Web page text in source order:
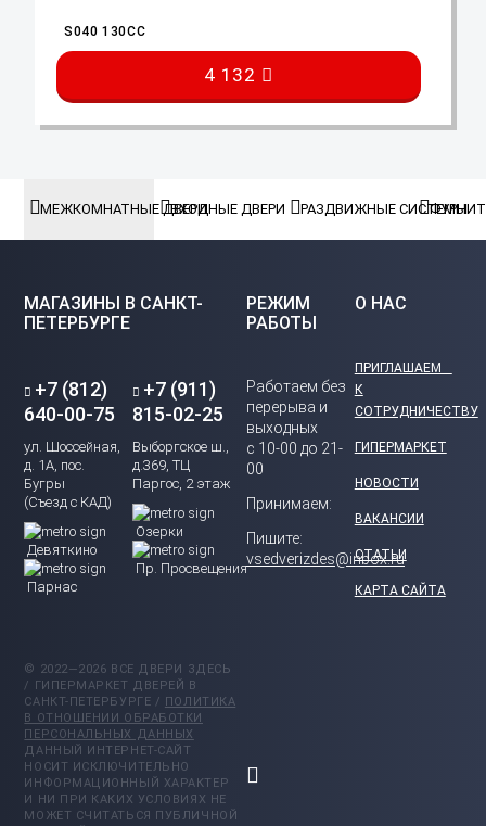
S040 130CC
4 132
МЕЖКОМНАТНЫЕ ДВЕРИВХОДНЫЕ ДВЕРИ РАЗДВИЖНЫЕ СИСТЕМЫ
МАГАЗИНЫ В САНКТ-
ПЕТЕРБУРГЕ
+7 (812)
640-00-75
ул. Шоссейная,
д. 1А, пос.
Бугры
(Съезд с КАД)
Девяткино
Парнас
+7 (911)
815-02-25
Выборгское ш.,
д.369, ТЦ
Паргос, 2 этаж
Озерки
Пр. Просвещения
РЕЖИМ
РАБОТЫ
Работаем без
перерыва и
выходных
с 10-00 до 21-
00
Принимаем:
Пишите:
vsedverizdes@inbox.ru
О НАС
ПРИГЛАШАЕМ
К
СОТРУДНИЧЕСТВУ
ГИПЕРМАРКЕТ
НОВОСТИ
ВАКАНСИИ
СТАТЬИ
КАРТА САЙТА
© 2022—2026 ВСЕ ДВЕРИ ЗДЕСЬ
/ ГИПЕРМАРКЕТ ДВЕРЕЙ В
САНКТ-ПЕТЕРБУРГЕ / ПОЛИТИКА
В ОТНОШЕНИИ ОБРАБОТКИ
ПЕРСОНАЛЬНЫХ ДАННЫХ
ДАННЫЙ ИНТЕРНЕТ-САЙТ
НОСИТ ИСКЛЮЧИТЕЛЬНО
ИНФОРМАЦИОННЫЙ ХАРАКТЕР
И НИ ПРИ КАКИХ УСЛОВИЯХ НЕ
МОЖЕТ СЧИТАТЬСЯ ПУБЛИЧНОЙ